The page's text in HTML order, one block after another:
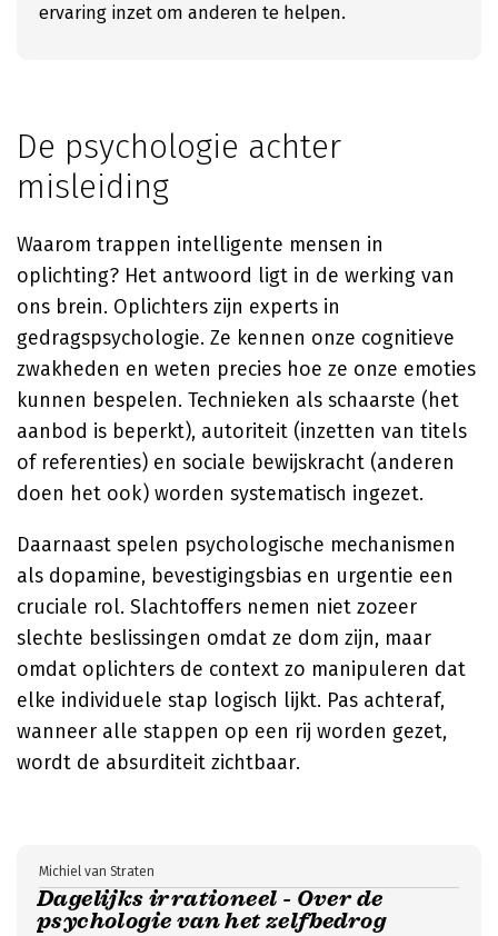
ervaring inzet om anderen te helpen.
De psychologie achter
misleiding
Waarom trappen intelligente mensen in
oplichting? Het antwoord ligt in de werking van
ons brein. Oplichters zijn experts in
gedragspsychologie. Ze kennen onze cognitieve
zwakheden en weten precies hoe ze onze emoties
kunnen bespelen. Technieken als schaarste (het
aanbod is beperkt), autoriteit (inzetten van titels
of referenties) en sociale bewijskracht (anderen
doen het ook) worden systematisch ingezet.
Daarnaast spelen psychologische mechanismen
als dopamine, bevestigingsbias en urgentie een
cruciale rol. Slachtoffers nemen niet zozeer
slechte beslissingen omdat ze dom zijn, maar
omdat oplichters de context zo manipuleren dat
elke individuele stap logisch lijkt. Pas achteraf,
wanneer alle stappen op een rij worden gezet,
wordt de absurditeit zichtbaar.
Dagelijks irrationeel - Over de
psychologie van het zelfbedrog
Michiel van Straten